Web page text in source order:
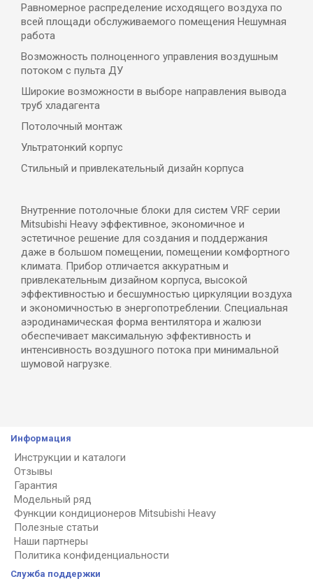
Равномерное распределение исходящего воздуха по
всей площади обслуживаемого помещения Нешумная
работа
Возможность полноценного управления воздушным
потоком с пульта ДУ
Широкие возможности в выборе направления вывода
труб хладагента
Потолочный монтаж
Ультратонкий корпус
Стильный и привлекательный дизайн корпуса
Внутренние потолочные блоки для систем VRF серии
Mitsubishi Heavy эффективное, экономичное и
эстетичное решение для создания и поддержания
даже в большом помещении, помещении комфортного
климата. Прибор отличается аккуратным и
привлекательным дизайном корпуса, высокой
эффективностью и бесшумностью циркуляции воздуха
и экономичностью в энергопотреблении. Специальная
аэродинамическая форма вентилятора и жалюзи
обеспечивает максимальную эффективность и
интенсивность воздушного потока при минимальной
шумовой нагрузке.
Информация
Инструкции и каталоги
Отзывы
Гарантия
Модельный ряд
Функции кондиционеров Mitsubishi Heavy
Полезные статьи
Наши партнеры
Политика конфиденциальности
Служба поддержки